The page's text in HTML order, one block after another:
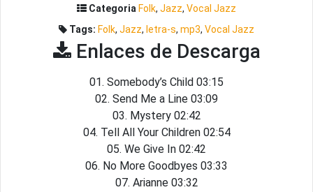
Categoria Folk, Jazz, Vocal Jazz
Tags: Folk, Jazz, letra-s, mp3, Vocal Jazz
Enlaces de Descarga
01. Somebody’s Child 03:15
02. Send Me a Line 03:09
03. Mystery 02:42
04. Tell All Your Children 02:54
05. We Give In 02:42
06. No More Goodbyes 03:33
07. Arianne 03:32